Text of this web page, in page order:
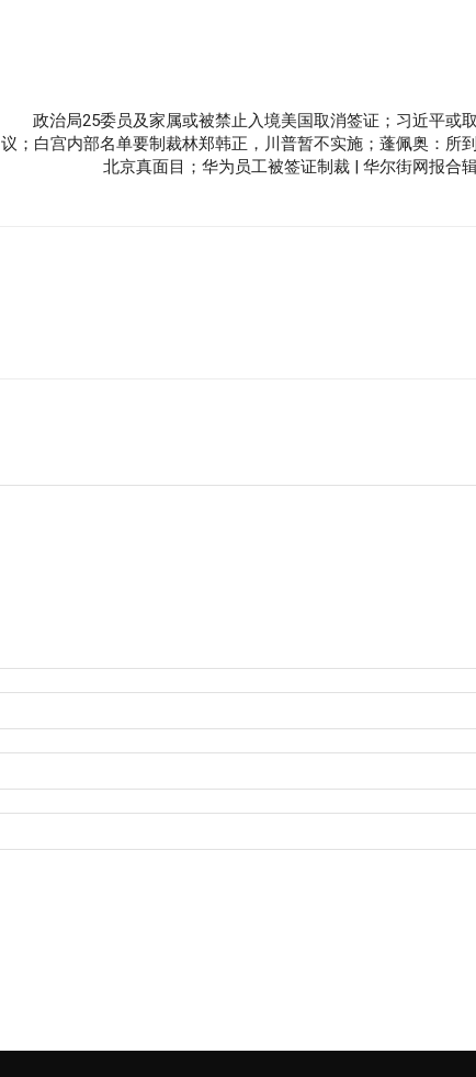
政治局25委员及家属或被禁止入境美国取消签证；习近平或
议；白宫内部名单要制裁林郑韩正，川普暂不实施；蓬佩奥：所
北京真面目；华为员工被签证制裁 | 华尔街网报合辑